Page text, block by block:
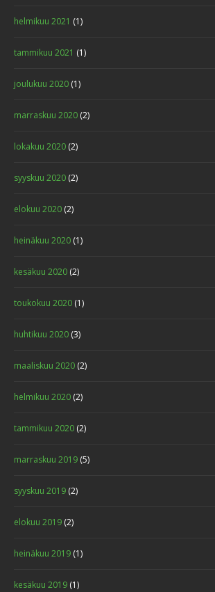
helmikuu 2021 (1)
tammikuu 2021 (1)
joulukuu 2020 (1)
marraskuu 2020 (2)
lokakuu 2020 (2)
syyskuu 2020 (2)
elokuu 2020 (2)
heinäkuu 2020 (1)
kesäkuu 2020 (2)
toukokuu 2020 (1)
huhtikuu 2020 (3)
maaliskuu 2020 (2)
helmikuu 2020 (2)
tammikuu 2020 (2)
marraskuu 2019 (5)
syyskuu 2019 (2)
elokuu 2019 (2)
heinäkuu 2019 (1)
kesäkuu 2019 (1)